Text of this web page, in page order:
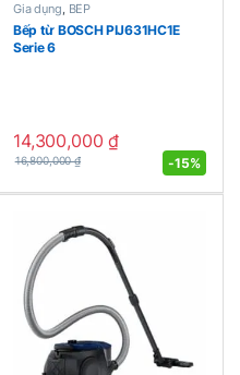
Gia dụng, BẾP
Bếp từ BOSCH PIJ631HC1E
Serie 6
14,300,000₫
16,800,000₫ -15%